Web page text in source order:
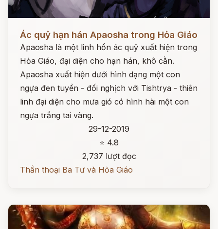
Đọc ngay
Ác quỷ hạn hán Apaosha trong Hỏa Giáo
Apaosha là một linh hồn ác quỷ xuất hiện trong
Hỏa Giáo, đại diện cho hạn hán, khô cằn.
Apaosha xuất hiện dưới hình dạng một con
ngựa đen tuyền - đối nghịch với Tishtrya - thiên
linh đại diện cho mưa gió có hình hài một con
ngựa trắng tai vàng.
29-12-2019
⭐ 4.8
2,737 lượt đọc
Thần thoại Ba Tư và Hỏa Giáo